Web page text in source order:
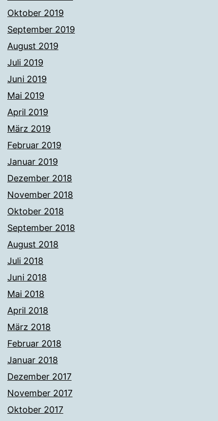
Oktober 2019
September 2019
August 2019
Juli 2019
Juni 2019
Mai 2019
April 2019
März 2019
Februar 2019
Januar 2019
Dezember 2018
November 2018
Oktober 2018
September 2018
August 2018
Juli 2018
Juni 2018
Mai 2018
April 2018
März 2018
Februar 2018
Januar 2018
Dezember 2017
November 2017
Oktober 2017